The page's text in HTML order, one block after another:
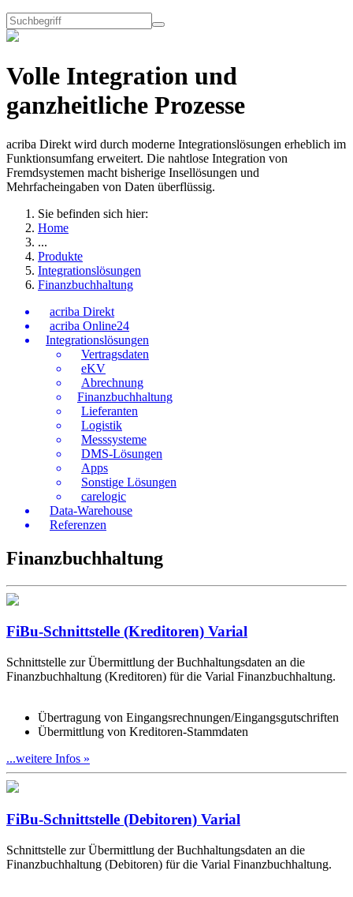
Volle Integration und
ganzheitliche Prozesse
acriba Direkt wird durch moderne Integrationslösungen erheblich im
Funktionsumfang erweitert. Die nahtlose Integration von
Fremdsystemen macht bisherige Insellösungen und
Mehrfacheingaben von Daten überflüssig.
Sie befinden sich hier:
Home
...
Produkte
Integrationslösungen
Finanzbuchhaltung
acriba Direkt
acriba Online24
Integrationslösungen
Vertragsdaten
eKV
Abrechnung
Finanzbuchhaltung
Lieferanten
Logistik
Messsysteme
DMS-Lösungen
Apps
Sonstige Lösungen
carelogic
Data-Warehouse
Referenzen
Finanzbuchhaltung
FiBu-Schnittstelle (Kreditoren) Varial
Schnittstelle zur Übermittlung der Buchhaltungsdaten an die
Finanzbuchhaltung (Kreditoren) für die Varial Finanzbuchhaltung.
Übertragung von Eingangsrechnungen/Eingangsgutschriften
Übermittlung von Kreditoren-Stammdaten
...weitere Infos »
FiBu-Schnittstelle (Debitoren) Varial
Schnittstelle zur Übermittlung der Buchhaltungsdaten an die
Finanzbuchhaltung (Debitoren) für die Varial Finanzbuchhaltung.